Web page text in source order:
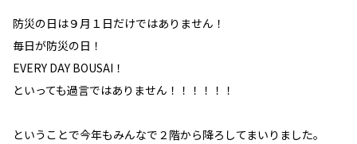
防災の日は９月１日だけではありません！
毎日が防災の日！
EVERY DAY BOUSAI！
といっても過言ではありません！！！！！！
ということで今年もみんなで２階から降ろしてまいりました。